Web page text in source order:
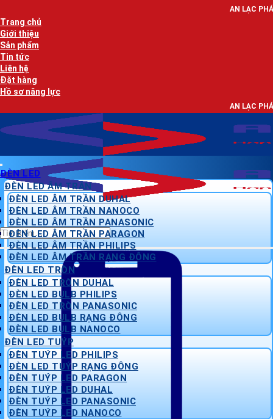
qua
nội
dung
AN LẠC PHÁT - NHÀ PHÂN
Trang chủ
Giới thiệu
Sản phẩm
Tin tức
Liên hệ
Đặt hàng
Hồ sơ năng lực
AN LẠC PHÁT - NHÀ PHÂN
Tìm
kiếm:
ĐÈN LED
ĐÈN LED ÂM TRẦN
ĐÈN LED ÂM TRẦN DUHAL
ĐÈN LED ÂM TRẦN NANOCO
ĐÈN LED ÂM TRẦN PANASONIC
ĐÈN LED ÂM TRẦN PARAGON
ĐÈN LED ÂM TRẦN PHILIPS
ĐÈN LED ÂM TRẦN RẠNG ĐÔNG
ĐÈN LED TRÒN
ĐÈN LED TRÒN DUHAL
ĐÈN LED BULB PHILIPS
ĐÈN LED TRÒN PANASONIC
ĐÈN LED BULB RẠNG ĐÔNG
ĐÈN LED BULB NANOCO
ĐÈN LED TUÝP
ĐÈN TUÝP LED PHILIPS
ĐÈN LED TUÝP RẠNG ĐÔNG
ĐÈN TUÝP LED PARAGON
ĐÈN TUÝP LED DUHAL
ĐÈN TUÝP LED PANASONIC
ĐÈN TUÝP LED NANOCO